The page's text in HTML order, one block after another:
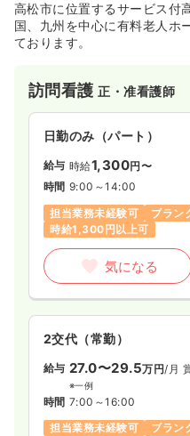
高松市に位置するサービス付
国、九州を中心に有料老人ホ
ております。
訪問看護正・准看護師
日勤のみ（パート）
給与 時給1,300円〜
時間 9:00～14:00
担当業務未経験可
ブラン
時給1,300円以上可
気になる
2交代（常勤）
給与 27.0〜29.5万円/月
※一例
時間 7:00～16:00
担当業務未経験可
ブラン